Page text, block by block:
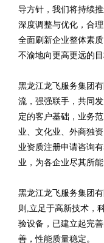
导方针，我们将持续
深度调整与优化，合
全面刷新企业整体素
不渝地向更高更远的
黑龙江龙飞服务集团
流，强强联手，共同
定的客户基础，业务
业、文化业、外商独
业资质注册申请咨询
业，为各企业尽其所
黑龙江龙飞服务集团
则,立足于高新技术，
验设备，已建立起完
善，性能质量稳定。